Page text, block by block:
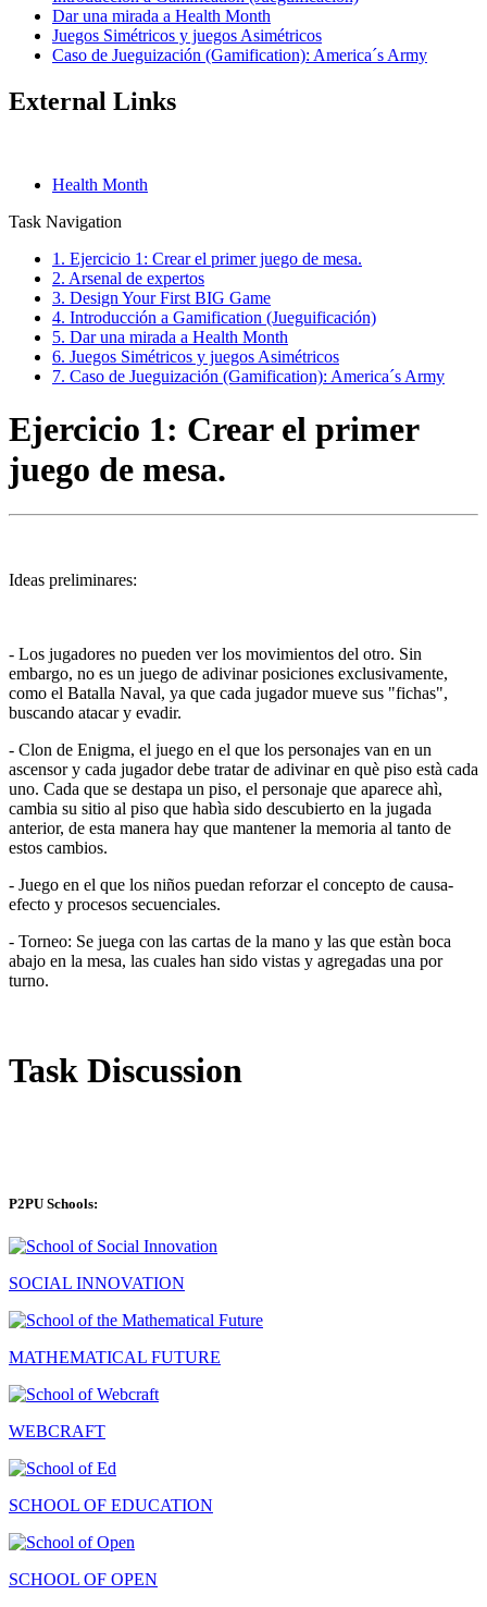
Dar una mirada a Health Month
Juegos Simétricos y juegos Asimétricos
Caso de Jueguización (Gamification): America´s Army
External Links
Health Month
Task Navigation
1. Ejercicio 1: Crear el primer juego de mesa.
2. Arsenal de expertos
3. Design Your First BIG Game
4. Introducción a Gamification (Jueguificación)
5. Dar una mirada a Health Month
6. Juegos Simétricos y juegos Asimétricos
7. Caso de Jueguización (Gamification): America´s Army
Ejercicio 1: Crear el primer
juego de mesa.
Ideas preliminares:
- Los jugadores no pueden ver los movimientos del otro. Sin
embargo, no es un juego de adivinar posiciones exclusivamente,
como el Batalla Naval, ya que cada jugador mueve sus "fichas",
buscando atacar y evadir.
- Clon de Enigma, el juego en el que los personajes van en un
ascensor y cada jugador debe tratar de adivinar en què piso està cada
uno. Cada que se destapa un piso, el personaje que aparece ahì,
cambia su sitio al piso que habìa sido descubierto en la jugada
anterior, de esta manera hay que mantener la memoria al tanto de
estos cambios.
- Juego en el que los niños puedan reforzar el concepto de causa-
efecto y procesos secuenciales.
- Torneo: Se juega con las cartas de la mano y las que estàn boca
abajo en la mesa, las cuales han sido vistas y agregadas una por
turno.
Task Discussion
P2PU Schools:
SOCIAL INNOVATION
MATHEMATICAL FUTURE
WEBCRAFT
SCHOOL OF EDUCATION
SCHOOL OF OPEN